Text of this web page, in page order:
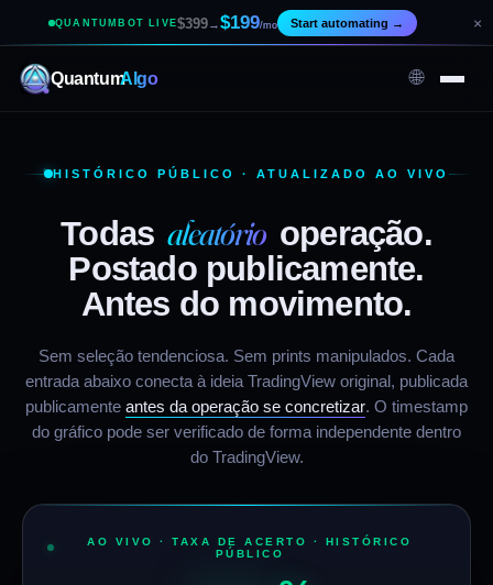
QUANTUMBOT LIVE$399→$199/mo Start automating → ×
QuantumAlgo 🌐
HISTÓRICO PÚBLICO · ATUALIZADO AO VIVO
Todas aleatório operação.
Postado publicamente.
Antes do movimento.
Sem seleção tendenciosa. Sem prints manipulados. Cada
entrada abaixo conecta à ideia TradingView original, publicada
publicamente antes da operação se concretizar. O timestamp
do gráfico pode ser verificado de forma independente dentro
do TradingView.
AO VIVO · TAXA DE ACERTO · HISTÓRICO
PÚBLICO